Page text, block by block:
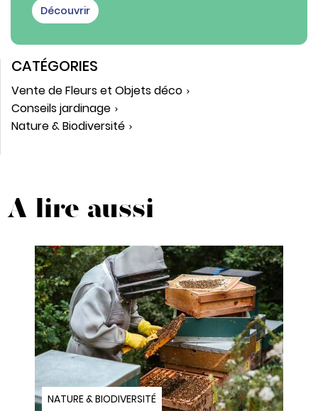
Découvrir
CATÉGORIES
Vente de Fleurs et Objets déco
Conseils jardinage
Nature & Biodiversité
A lire aussi
NATURE & BIODIVERSITÉ